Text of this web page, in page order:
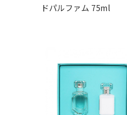
ドパルファム 75ml